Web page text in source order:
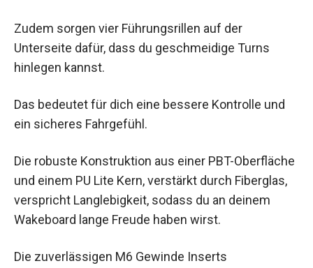
Zudem sorgen vier Führungsrillen auf der
Unterseite dafür, dass du geschmeidige Turns
hinlegen kannst.
Das bedeutet für dich eine bessere Kontrolle und
ein sicheres Fahrgefühl.
Die robuste Konstruktion aus einer PBT-Oberfläche
und einem PU Lite Kern, verstärkt durch Fiberglas,
verspricht Langlebigkeit, sodass du an deinem
Wakeboard lange Freude haben wirst.
Die zuverlässigen M6 Gewinde Inserts